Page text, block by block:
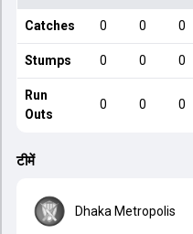
Catches 0 0 0
Stumps 0 0 0
Run
Outs
0 0 0
टीमें
Dhaka Metropolis